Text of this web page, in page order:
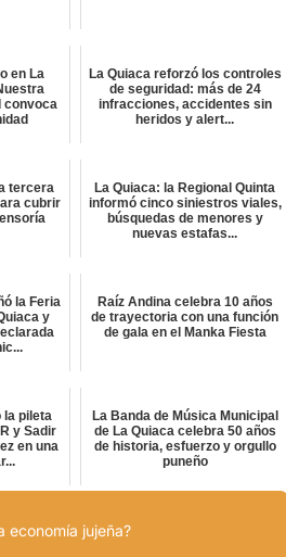
en La
convoca
La Quiaca reforzó los controles
de seguridad: más de 24
infracciones, accidentes sin
heridos y alert...
tercera
cubrir
La Quiaca: la Regional Quinta
informó cinco siniestros viales,
búsquedas de menores y
nuevas estafas...
la Feria
y
Raíz Andina celebra 10 años
de trayectoria con una función
de gala en el Manka Fiesta
la pileta
y Sadir
en una
La Banda de Música Municipal
de La Quiaca celebra 50 años
de historia, esfuerzo y orgullo
puneño
economía jujeña?